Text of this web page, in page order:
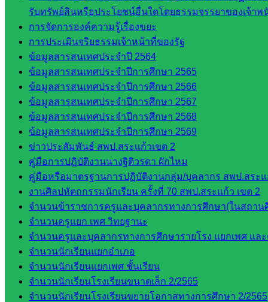
รับทรัพย์สินหรือประโยชน์อื่นใดโดยธรรมจรรยาของเจ้าพ
การจัดการองค์ความรู้เรื่องขยะ
การประเมินจริยธรรมเจ้าหน้าที่ของรัฐ
ข้อมูลสารสนเทศประจำปี 2564
ข้อมูลสารสนเทศประจำปีการศึกษา 2565
ข้อมูลสารสนเทศประจำปีการศึกษา 2566
ข้อมูลสารสนเทศประจำปีการศึกษา 2567
ข้อมูลสารสนเทศประจำปีการศึกษา 2568
ข้อมูลสารสนเทศประจำปีการศึกษา 2569
ข่าวประสัมพันธ์ สพป.สระแก้วเขต 2
คู่มือการปฏิบัติงานนางฐิติวรดา ผักไหม
คู่มือหรือมาตรฐานการปฏิบัติงานกลุ่ม/บุคลากร สพป.สระแ
งานศิลปหัตถกรรมนักเรียน ครั้งที่ 70 สพป.สระแก้ว เขต 2
จำนวนข้าราชการครูและบุคลากรทางการศึกษา(ในสถาน
จำนวนครูแยก เพศ วิทยฐานะ
จำนวนครูและบุคลากรทางการศึกษารายโรง แยกเพศ แล
จำนวนนักเรียนแยกอำเภอ
จำนวนนักเรียนแยกเพศ ชั้นเรียน
จำนวนนักเรียนโรงเรียนขนาดเล็ก 2/2565
จำนวนนักเรียนโรงเรียนขยายโอกาสทางการศึกษา 2/2565
วิทยาลัย
เทคนิค
วังน้ำเย็น
กศน.สระแก้ว
เว็บไซต์
กลุ่มงาน
ใน
สำนักงาน
กลุ่
มอำนวย
การ
บริหาร
งานงาน
เงินและ
สินทรัพย์